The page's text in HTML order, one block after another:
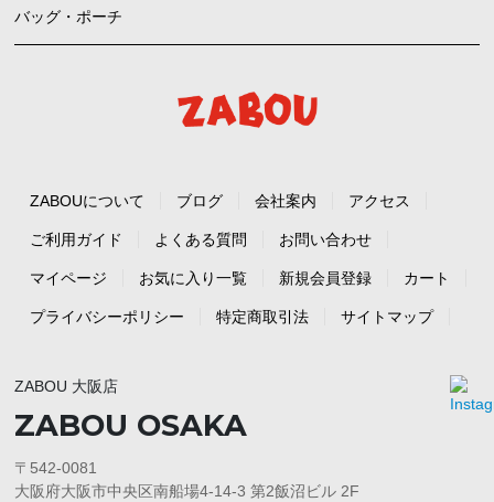
バッグ・ポーチ
ZABOUについて ブログ 会社案内 アクセス
ご利用ガイド よくある質問 お問い合わせ
マイページ お気に入り一覧 新規会員登録 カート
プライバシーポリシー 特定商取引法 サイトマップ
ZABOU 大阪店
ZABOU OSAKA
〒542-0081
大阪府大阪市中央区南船場4-14-3 第2飯沼ビル 2F